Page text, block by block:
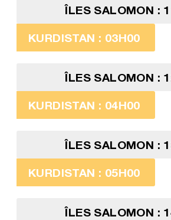
ÎLES SALOMON :
KURDISTAN : 03H00
ÎLES SALOMON :
KURDISTAN : 04H00
ÎLES SALOMON :
KURDISTAN : 05H00
ÎLES SALOMON :